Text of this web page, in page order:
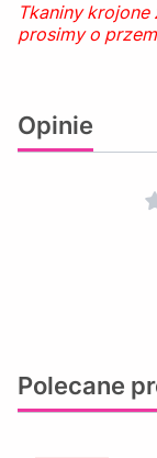
Tkaniny
prosimy o
Opinie
Polecane